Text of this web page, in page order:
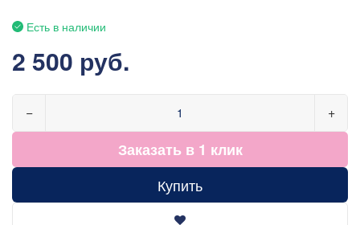
Есть в наличии
2 500 руб.
− +
Заказать в 1 клик
Купить